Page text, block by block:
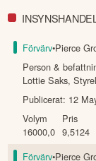
Förvärv•Pierce
Person &
Lottie Saks,
Publicerat: 12
Volym
16000,0
Pris
9,5124
Förvärv•Pierce